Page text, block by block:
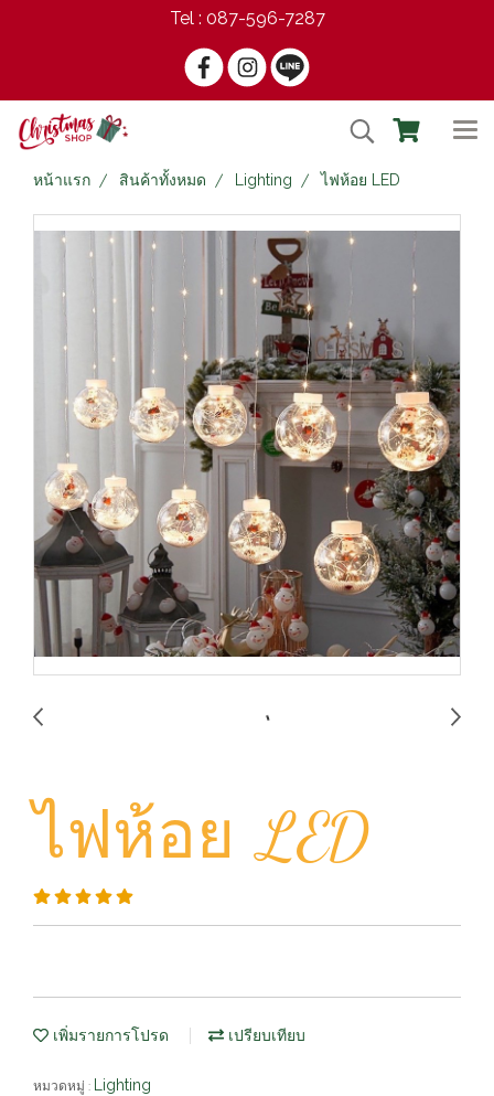
Tel : 087-596-7287
หน้าแรก สินค้าทั้งหมด Lighting ไฟห้อย LED
ไฟห้อย LED
เพิ่มรายการโปรด เปรียบเทียบ
หมวดหมู่ : Lighting